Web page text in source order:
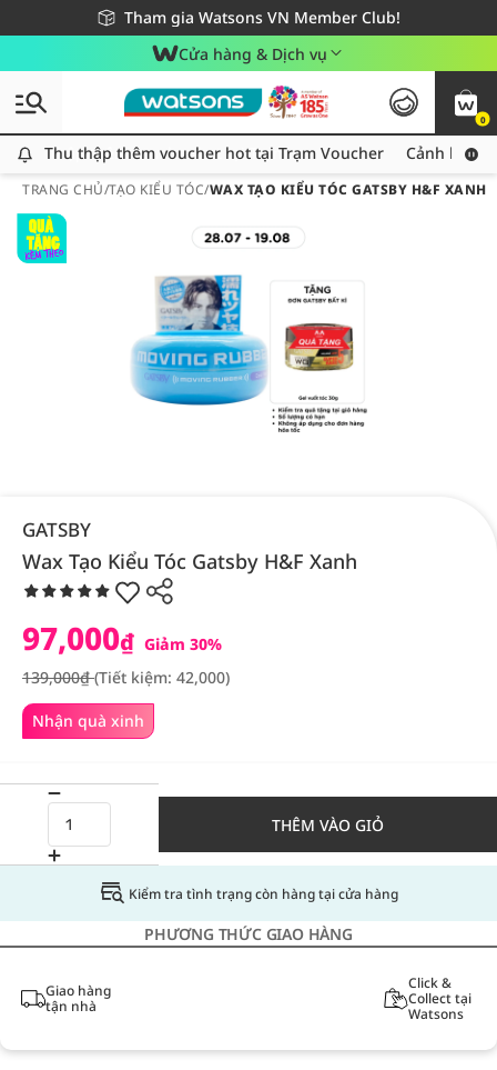
Tham gia Watsons VN Member Club!
Miễn phí giao hàng cho đơn hàng từ 249,000Đ
Giao hàng nhanh 24h - Áp dụng khu vực TP. Hồ Chí Minh
Cửa hàng & Dịch vụ
0
Thu thập thêm voucher hot tại Trạm Voucher
Thu thập thêm voucher hot tại Trạm Voucher Cảnh báo
TRANG CHỦ/TẠO KIỂU TÓC/WAX TẠO KIỂU TÓC GATSBY H&F XANH
GATSBY
Wax Tạo Kiểu Tóc Gatsby H&F Xanh
Nhận quà xinh
97,000₫ Giảm 30%
139,000₫(Tiết kiệm: 42,000)
THÊM VÀO GIỎ
Kiểm tra tình trạng còn hàng tại cửa hàng
PHƯƠNG THỨC GIAO HÀNG
Giao hàng
tận nhà
Click &
Collect tại
Watsons